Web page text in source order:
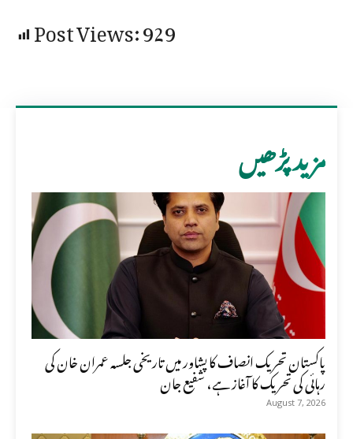
Post Views:929
مزید پڑھیں
پاکستان تحریک انصاف کا پشاور میں تاریخی جلسہ عمران خان کی
رہائی کی تحریک کا آغاز ہے، شفیع جان
August 7, 2026